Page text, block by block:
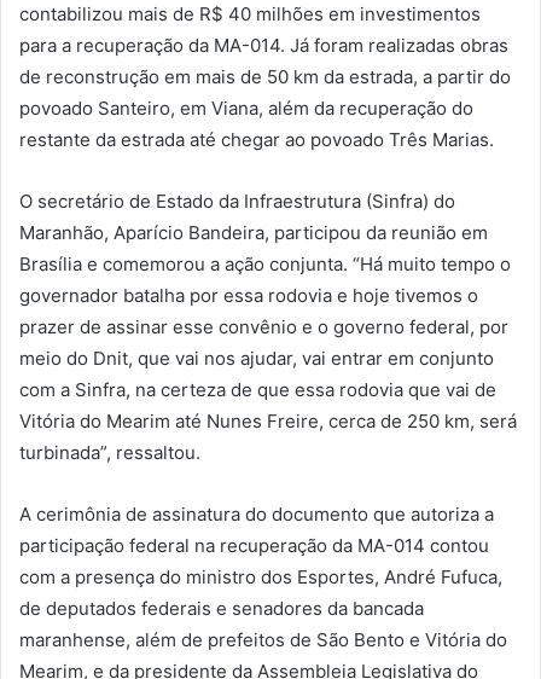
contabilizou mais de R$ 40 milhões em investimentos
para a recuperação da MA-014. Já foram realizadas obras
de reconstrução em mais de 50 km da estrada, a partir do
povoado Santeiro, em Viana, além da recuperação do
restante da estrada até chegar ao povoado Três Marias.
O secretário de Estado da Infraestrutura (Sinfra) do
Maranhão, Aparício Bandeira, participou da reunião em
Brasília e comemorou a ação conjunta. “Há muito tempo o
governador batalha por essa rodovia e hoje tivemos o
prazer de assinar esse convênio e o governo federal, por
meio do Dnit, que vai nos ajudar, vai entrar em conjunto
com a Sinfra, na certeza de que essa rodovia que vai de
Vitória do Mearim até Nunes Freire, cerca de 250 km, será
turbinada”, ressaltou.
A cerimônia de assinatura do documento que autoriza a
participação federal na recuperação da MA-014 contou
com a presença do ministro dos Esportes, André Fufuca,
de deputados federais e senadores da bancada
maranhense, além de prefeitos de São Bento e Vitória do
Mearim, e da presidente da Assembleia Legislativa do